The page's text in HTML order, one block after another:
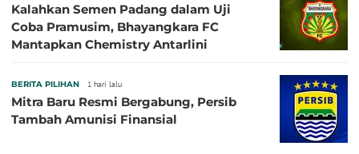
Kalahkan Semen Padang dalam Uji
Coba Pramusim, Bhayangkara FC
Mantapkan Chemistry Antarlini
BERITA PILIHAN 1 hari lalu
Mitra Baru Resmi Bergabung, Persib
Tambah Amunisi Finansial